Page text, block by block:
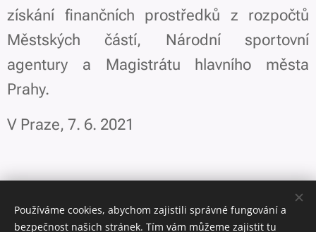
získání finančních prostředků z rozpočtů
Městských částí, Národní sportovní
agentury a Magistrátu hlavního města
Prahy.
V Praze, 7. 6. 2021
Používáme cookies, abychom zajistili správné fungování a
bezpečnost našich stránek. Tím vám můžeme zajistit tu